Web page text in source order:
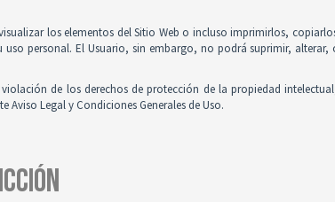
los elementos del Sitio Web o incluso imprimirlos,
personal. El Usuario, sin embargo, no podrá suprimir,
de los derechos de protección de la propiedad
Aviso Legal y Condiciones Generales de Uso.